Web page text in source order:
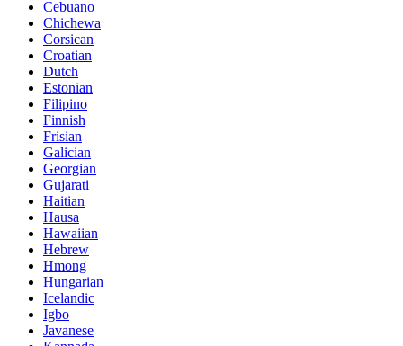
Cebuano
Chichewa
Corsican
Croatian
Dutch
Estonian
Filipino
Finnish
Frisian
Galician
Georgian
Gujarati
Haitian
Hausa
Hawaiian
Hebrew
Hmong
Hungarian
Icelandic
Igbo
Javanese